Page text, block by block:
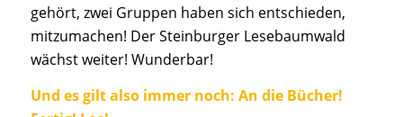
gehört, zwei Gruppen haben sich entschieden,
mitzumachen! Der Steinburger Lesebaumwald
wächst weiter! Wunderbar!
Und es gilt also immer noch: An die Bücher!